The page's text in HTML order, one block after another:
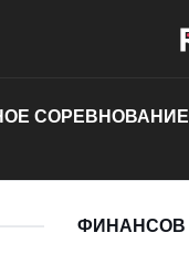
СОРЕВНОВАНИЕ
ФИНАНСОВ